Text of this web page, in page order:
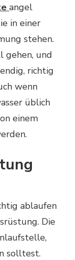
angel
in einer
stehen.
gehen, und
richtig
wenn
üblich
einem
ablaufen
Die
solltest.